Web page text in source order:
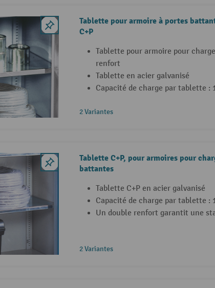
Tablette pour armoire à portes
C+P
Tablette pour armoire pour
renfort
Tablette en acier galvanisé
Capacité de charge par tablette :
2 Variantes
Tablette C+P, pour armoires pour
battantes
Tablette C+P en acier galvanisé
Capacité de charge par tablette :
Un double renfort garantit une
2 Variantes